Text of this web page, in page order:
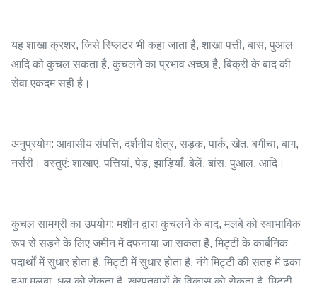
यह शाखा क्रशर, जिसे स्प्लिटर भी कहा जाता है, शाखा पत्ती, बांस, पुआल
आदि को कुचल सकता है, कुचलने का प्रभाव अच्छा है, बिक्री के बाद की
सेवा एकदम सही है।
अनुप्रयोग: आवासीय संपत्ति, दर्शनीय क्षेत्र, सड़क, पार्क, खेत, बगीचा, बाग,
नर्सरी। वस्तुएं: शाखाएं, पत्तियां, पेड़, झाड़ियाँ, बेलें, बांस, पुआल, आदि।
कुचल सामग्री का उपयोग: मशीन द्वारा कुचलने के बाद, मलबे को स्वाभाविक
रूप से सड़ने के लिए जमीन में दफनाया जा सकता है, मिट्टी के कार्बनिक
पदार्थों में सुधार होता है, मिट्टी में सुधार होता है, नंगे मिट्टी की सतह में ढका